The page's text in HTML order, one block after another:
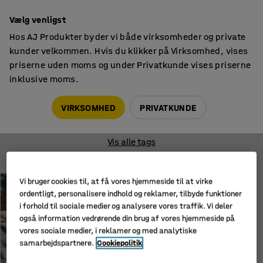
ALLE TAGS TIPS & TRENDS
Vis alle tags
TIPS & TRENDS
Effektiv opbevaring i
storkøkkener: Nøglen til et
velfungerende køkken
Vælg venligst
Hos AJ Produkter byder vi både virksomheder og private
kunder velkommen. Hvis du klikker på Virksomhed, vises
priserne uden moms og under Privatkunde vises priserne
inklusive moms.
VIRKSOMHED PRIVATKUNDE
Vi bruger cookies til, at få vores hjemmeside til at virke
ordentligt, personalisere indhold og reklamer, tilbyde funktioner
i forhold til sociale medier og analysere vores traffik. Vi deler
også information vedrørende din brug af vores hjemmeside på
vores sociale medier, i reklamer og med analytiske
samarbejdspartnere. Cookiepolitik